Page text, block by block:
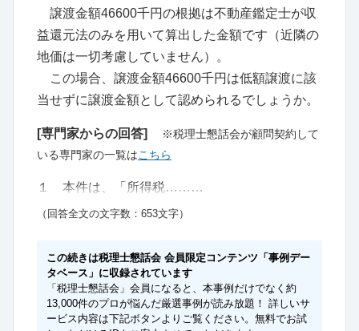
譲渡金額46600千円の根拠は不動産鑑定士が収
益還元法のみを用いて算出した金額です（近隣の
地価は一切考慮していません）。
この場合、譲渡金額46600千円は低額譲渡に該
当せずに譲渡金額として認められるでしょうか。
[専門家からの回答]
※税理士懇話会が顧問契約して
いる専門家の一覧はこちら
１ 本件は、「所得税………
（回答全文の文字数：653文字）
この続きは税理士懇話会 会員限定コンテンツ「事例デー
タベース」に収録されています
「税理士懇話会」会員になると、本事例だけでなく約
13,000件のプロが悩んだ厳選事例が読み放題！ 詳しいサ
ービス内容は下記ボタンよりご覧ください。無料でお試